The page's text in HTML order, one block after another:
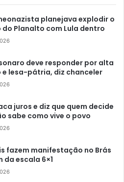
planejava explodir o
do Planalto com Lula dentro
deve responder por alta
lesa-pátria, diz chanceler
juros e diz que quem decide
sabe como vive o povo
fazem manifestação no Brás
da escala 6×1